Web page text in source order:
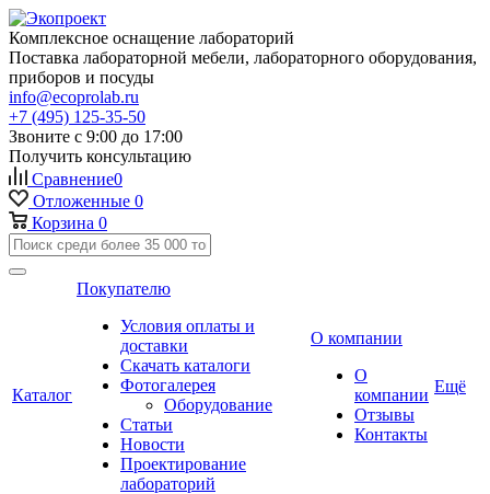
Комплексное оснащение лабораторий
Поставка лабораторной мебели, лабораторного оборудования,
приборов и посуды
info@ecoprolab.ru
+7 (495) 125-35-50
Звоните с 9:00 до 17:00
Получить консультацию
Сравнение0
Отложенные 0
Корзина 0
Каталог
Покупателю
Условия оплаты и
доставки
Скачать каталоги
Фотогалерея
Оборудование
Статьи
Новости
Проектирование
лабораторий
О компании
О
компании
Отзывы
Контакты
Ещё